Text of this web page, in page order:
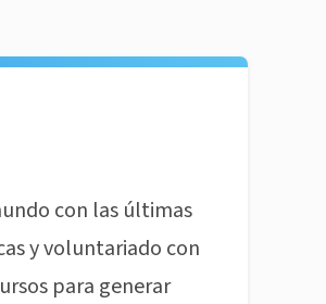
con las últimas
y voluntariado con
para generar